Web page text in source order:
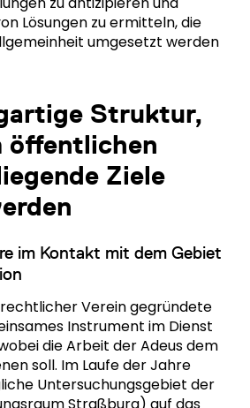
Lösungen zu ermitteln, die
umgesetzt werden
Struktur,
öffentlichen
Ziele
im Kontakt mit dem Gebiet
Verein gegründete
Instrument im Dienst
die Arbeit der Adeus dem
soll. Im Laufe der Jahre
Untersuchungsgebiet der
Straßburg) auf das